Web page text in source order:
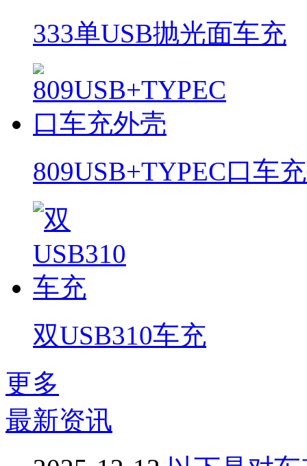
333单USB抛光面车充
809USB+TYPEC口车
双USB310车充
更多
最新资讯